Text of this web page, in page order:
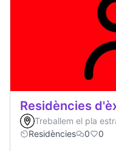
Residències
Treballem el pla
Residències
0 0